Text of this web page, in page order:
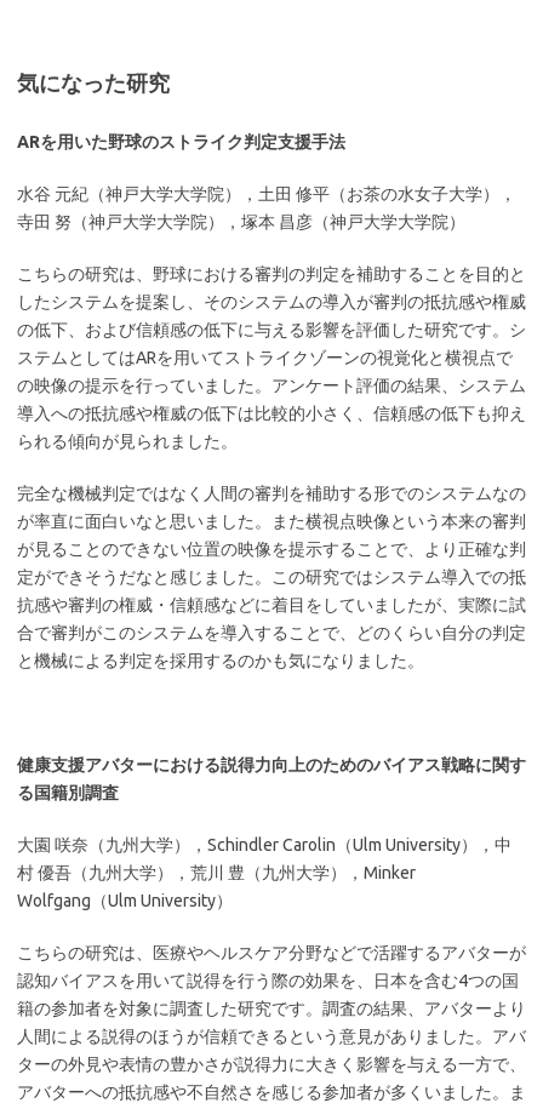
気になった研究
ARを用いた野球のストライク判定支援手法
水谷 元紀（神戸大学大学院），土田 修平（お茶の水女子大学），
寺田 努（神戸大学大学院），塚本 昌彦（神戸大学大学院）
こちらの研究は、野球における審判の判定を補助することを目的と
したシステムを提案し、そのシステムの導入が審判の抵抗感や権威
の低下、および信頼感の低下に与える影響を評価した研究です。シ
ステムとしてはARを用いてストライクゾーンの視覚化と横視点で
の映像の提示を行っていました。アンケート評価の結果、システム
導入への抵抗感や権威の低下は比較的小さく、信頼感の低下も抑え
られる傾向が見られました。
完全な機械判定ではなく人間の審判を補助する形でのシステムなの
が率直に面白いなと思いました。また横視点映像という本来の審判
が見ることのできない位置の映像を提示することで、より正確な判
定ができそうだなと感じました。この研究ではシステム導入での抵
抗感や審判の権威・信頼感などに着目をしていましたが、実際に試
合で審判がこのシステムを導入することで、どのくらい自分の判定
と機械による判定を採用するのかも気になりました。
健康支援アバターにおける説得力向上のためのバイアス戦略に関す
る国籍別調査
大園 咲奈（九州大学），Schindler Carolin（Ulm University），中
村 優吾（九州大学），荒川 豊（九州大学），Minker
Wolfgang（Ulm University）
こちらの研究は、医療やヘルスケア分野などで活躍するアバターが
認知バイアスを用いて説得を行う際の効果を、日本を含む4つの国
籍の参加者を対象に調査した研究です。調査の結果、アバターより
人間による説得のほうが信頼できるという意見がありました。アバ
ターの外見や表情の豊かさが説得力に大きく影響を与える一方で、
アバターへの抵抗感や不自然さを感じる参加者が多くいました。ま